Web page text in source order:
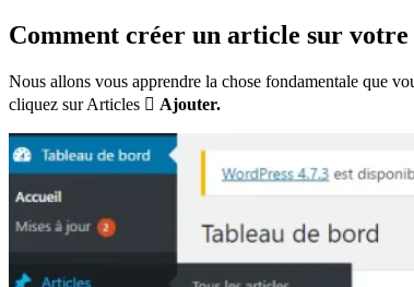
Comment créer un article sur votre
Nous allons vous apprendre la chose fondamentale que
cliquez sur Articles  Ajouter.